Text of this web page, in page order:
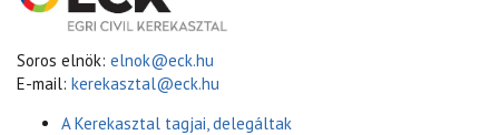
Soros elnök: elnok@eck.hu
E-mail: kerekasztal@eck.hu
A Kerekasztal tagjai, delegáltak